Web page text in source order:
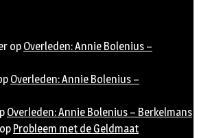
op Overleden: Annie Bolenius –
Overleden: Annie Bolenius –
Overleden: Annie Bolenius – Berkelmans
op Probleem met de Geldmaat